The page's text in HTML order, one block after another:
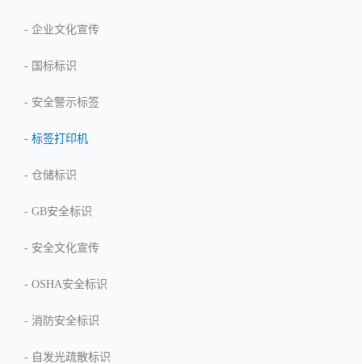
- 企业文化宣传
- 国标标识
- 安全警示标签
- 标签打印机
- 仓储标识
- GB安全标识
- 安全文化宣传
- OSHA安全标识
- 消防安全标识
- 自发光疏散标识